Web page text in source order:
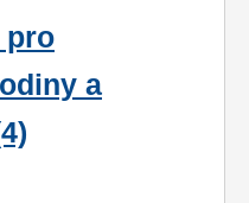
pro
a